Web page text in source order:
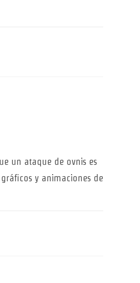
un ataque de ovnis es
y animaciones de